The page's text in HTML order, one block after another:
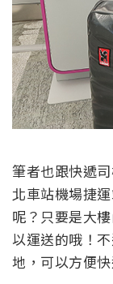
筆者也跟快遞
北車站機場捷
呢？只要是大
以運送的哦！
地，可以方便